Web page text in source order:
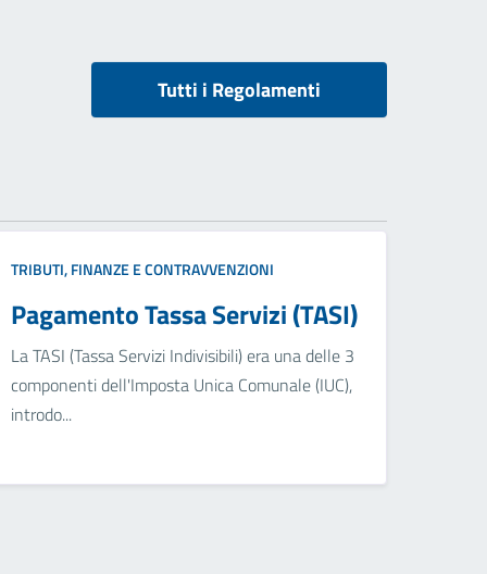
Tutti i Regolamenti
TRIBUTI, FINANZE E CONTRAVVENZIONI
Pagamento Tassa Servizi (TASI)
La TASI (Tassa Servizi Indivisibili) era una delle 3
componenti dell'Imposta Unica Comunale (IUC),
introdo...